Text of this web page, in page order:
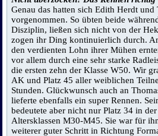
Genau das hatten sich Edith Herdt
vorgenommen. So übten beide
Disziplin, ließen sich nicht von der
zogen ihr Ding kontinuierlich durch.
den verdienten Lohn ihrer Mühen
vor allem durch eine sehr starke
die ersten zehn der Klasse W50. Wir
AK und Platz 45 aller weiblichen
Stunden. Glückwunsch auch an
lieferte ebenfalls ein super Rennen.
bedeutete aber nicht nur Platz 34 in
Altersklassen M30-M45. Sie war für
weiterer guter Schritt in Richtung